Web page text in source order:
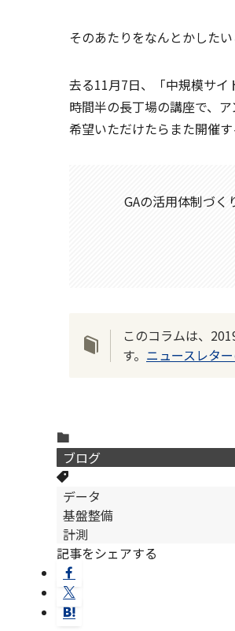
そのあたりをなんとかしたい
去る11月7日、「中規模サ
時間半の長丁場の講座で、
希望いただけたらまた開催す
GAの活用体制づく
このコラムは、
す。 ニュースレタ
ブログ
データ
基盤整備
計測
記事をシェアする